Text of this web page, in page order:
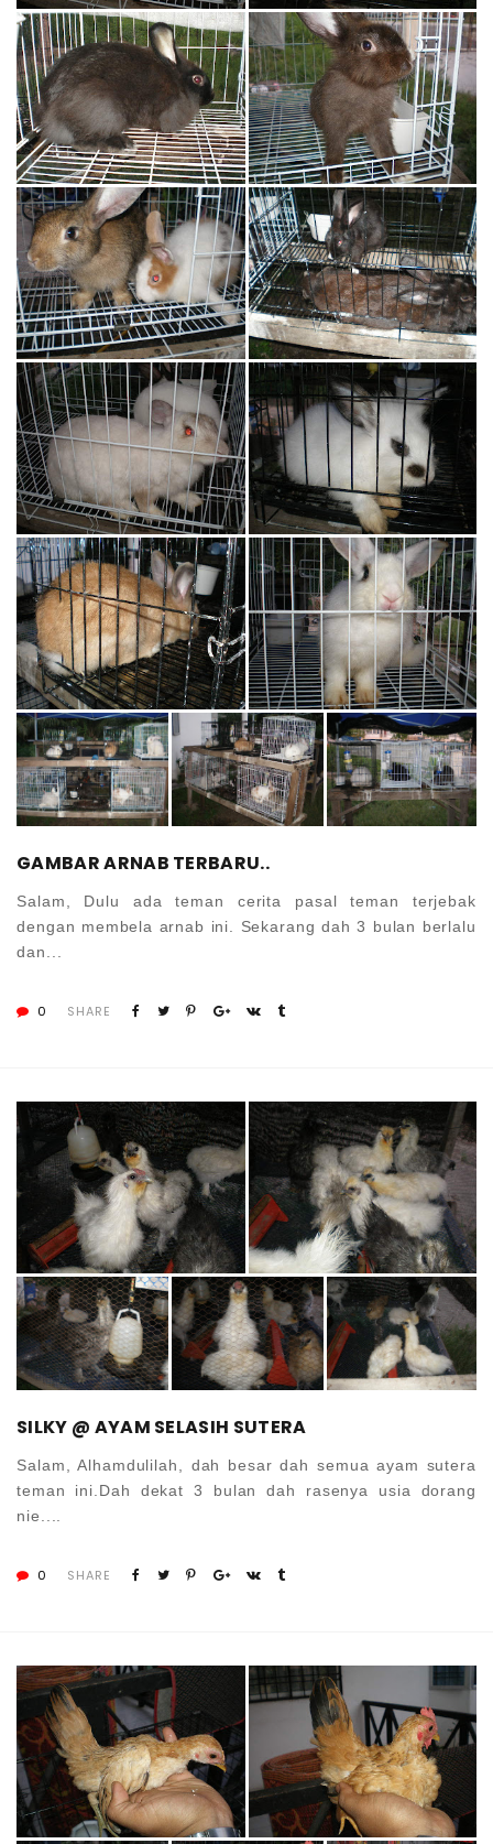
GAMBAR ARNAB TERBARU..
Salam, Dulu ada teman cerita pasal teman terjebak
dengan membela arnab ini. Sekarang dah 3 bulan berlalu
dan...
0 SHARE
SILKY @ AYAM SELASIH SUTERA
Salam, Alhamdulilah, dah besar dah semua ayam sutera
teman ini.Dah dekat 3 bulan dah rasenya usia dorang
nie....
0 SHARE